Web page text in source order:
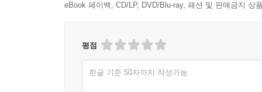
eBook 페이백, CD/LP, DVD/Blu-ray, 패션 및 판매금지 상
평점
한글 기준 50자까지 작성가능